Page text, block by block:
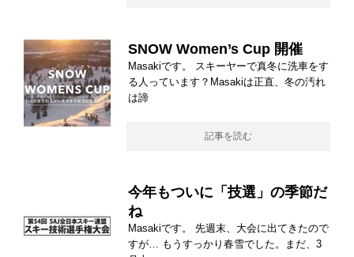
SNOW Women’s Cup 開催
Masakiです。 スキーヤーで真冬に洗車をす
る人っています？Masakiは正直、冬の汚れ
は諦
記事を読む
今年もついに「技選」の季節だ
ね
Masakiです。 先週末、大会に出てきたので
すが… もうすっかり春雪でした。まだ、3